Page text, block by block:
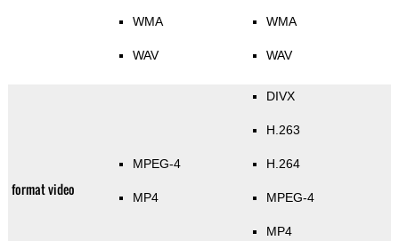
WMA
WAV
WMA
WAV
format video
MPEG-4
MP4
DIVX
H.263
H.264
MPEG-4
MP4